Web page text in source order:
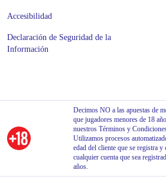
Accesibilidad
Declaración de Seguridad de la
Información
Decimos NO a las apuestas de
que jugadores menores de 18
nuestros Términos y
Utilizamos procesos
edad del cliente que se registra
cualquier cuenta que sea
años.